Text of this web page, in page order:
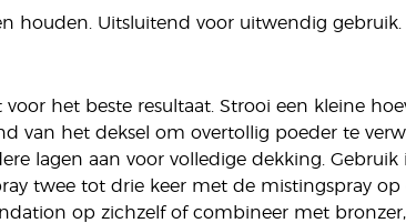
houden. Uitsluitend voor uitwendig gebruik.
het beste resultaat. Strooi een kleine
van het deksel om overtollig poeder te
lagen aan voor volledige dekking.
twee tot drie keer met de mistingspray
op zichzelf of combineer met